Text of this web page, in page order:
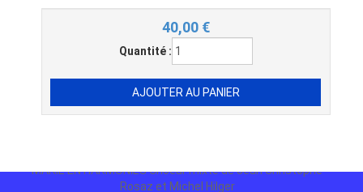
40,00 €
Quantité :
MARIE EN HARMONIES Choeur mixte de Jean
Christophe Rosaz et Michel Hilger
10,00 €